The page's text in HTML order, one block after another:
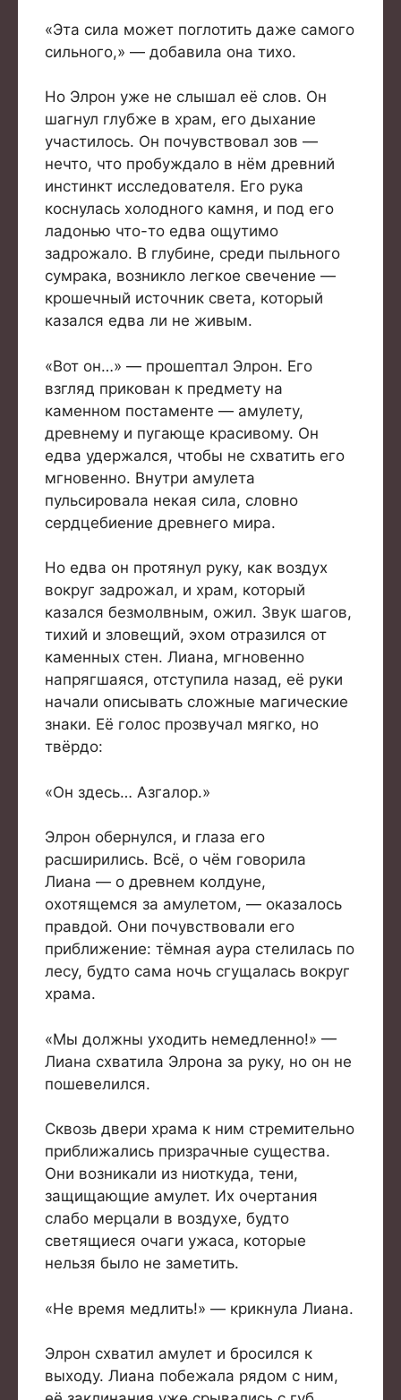
«Эта сила может поглотить даже самого
сильного,» — добавила она тихо.
Но Элрон уже не слышал её слов. Он
шагнул глубже в храм, его дыхание
участилось. Он почувствовал зов —
нечто, что пробуждало в нём древний
инстинкт исследователя. Его рука
коснулась холодного камня, и под его
ладонью что-то едва ощутимо
задрожало. В глубине, среди пыльного
сумрака, возникло легкое свечение —
крошечный источник света, который
казался едва ли не живым.
«Вот он…» — прошептал Элрон. Его
взгляд прикован к предмету на
каменном постаменте — амулету,
древнему и пугающе красивому. Он
едва удержался, чтобы не схватить его
мгновенно. Внутри амулета
пульсировала некая сила, словно
сердцебиение древнего мира.
Но едва он протянул руку, как воздух
вокруг задрожал, и храм, который
казался безмолвным, ожил. Звук шагов,
тихий и зловещий, эхом отразился от
каменных стен. Лиана, мгновенно
напрягшаяся, отступила назад, её руки
начали описывать сложные магические
знаки. Её голос прозвучал мягко, но
твёрдо:
«Он здесь… Азгалор.»
Элрон обернулся, и глаза его
расширились. Всё, о чём говорила
Лиана — о древнем колдуне,
охотящемся за амулетом, — оказалось
правдой. Они почувствовали его
приближение: тёмная аура стелилась по
лесу, будто сама ночь сгущалась вокруг
храма.
«Мы должны уходить немедленно!» —
Лиана схватила Элрона за руку, но он не
пошевелился.
Сквозь двери храма к ним стремительно
приближались призрачные существа.
Они возникали из ниоткуда, тени,
защищающие амулет. Их очертания
слабо мерцали в воздухе, будто
светящиеся очаги ужаса, которые
нельзя было не заметить.
«Не время медлить!» — крикнула Лиана.
Элрон схватил амулет и бросился к
выходу. Лиана побежала рядом с ним,